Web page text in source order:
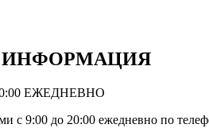
ИНФОРМАЦИЯ
ЕЖЕДНЕВНО
с 9:00 до 20:00 ежедневно по